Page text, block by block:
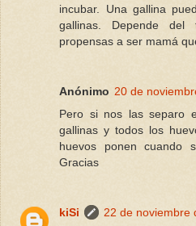
incubar. Una gallina
gallinas. Depende
propensas a ser mamá
Anónimo 20 de
Pero si nos las separo
gallinas y todos los
huevos ponen cuando
Gracias
kiSi
22 de noviembre